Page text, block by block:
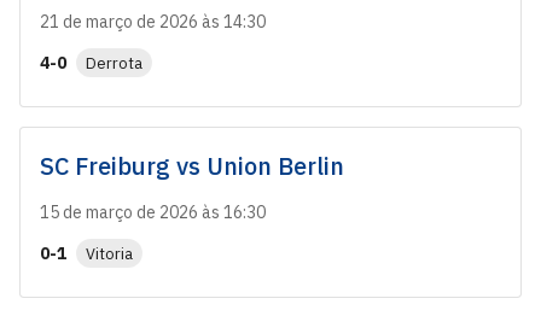
21 de março de 2026 às 14:30
4-0
Derrota
SC Freiburg vs Union Berlin
15 de março de 2026 às 16:30
0-1
Vitoria